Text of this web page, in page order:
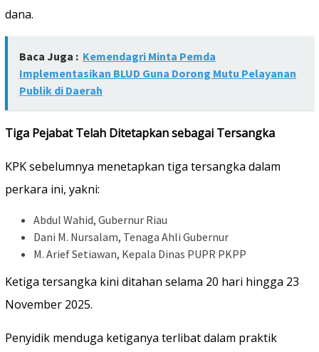
dana.
Baca Juga : Kemendagri Minta Pemda
Implementasikan BLUD Guna Dorong Mutu Pelayanan
Publik di Daerah
Tiga Pejabat Telah Ditetapkan sebagai Tersangka
KPK sebelumnya menetapkan tiga tersangka dalam
perkara ini, yakni:
Abdul Wahid, Gubernur Riau
Dani M. Nursalam, Tenaga Ahli Gubernur
M. Arief Setiawan, Kepala Dinas PUPR PKPP
Ketiga tersangka kini ditahan selama 20 hari hingga 23
November 2025.
Penyidik menduga ketiganya terlibat dalam praktik